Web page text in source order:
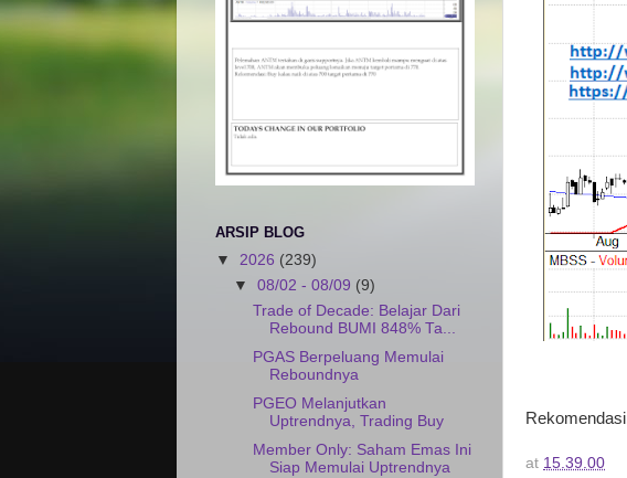
at 15.39.00
ARSIP BLOG
▼ 2026 (239)
▼08/02 - 08/09 (9)
Trade of Decade: Belajar Dari
Rebound BUMI 848% Ta...
PGAS Berpeluang Memulai
Reboundnya
PGEO Melanjutkan
Uptrendnya, Trading Buy
Member Only: Saham Emas Ini
Siap Memulai Uptrendnya